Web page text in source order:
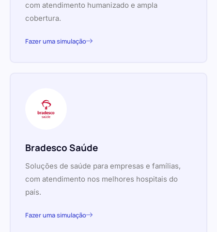
com atendimento humanizado e ampla
cobertura.
Fazer uma simulação
Bradesco Saúde
Soluções de saúde para empresas e famílias,
com atendimento nos melhores hospitais do
país.
Fazer uma simulação